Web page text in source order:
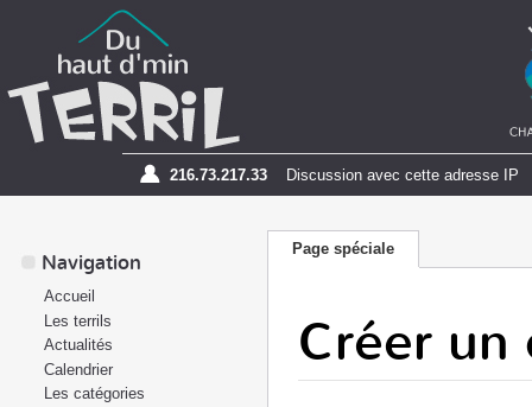
216.73.217.33 Discussion avec cette adresse IP
Page spéciale
Créer un
Navigation
Accueil
Les terrils
Actualités
Calendrier
Les catégories